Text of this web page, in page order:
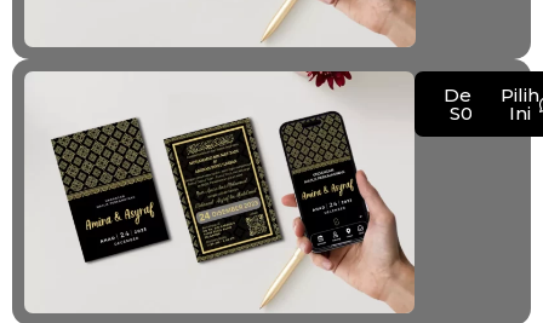
Demo
S002
Pilih
Ini